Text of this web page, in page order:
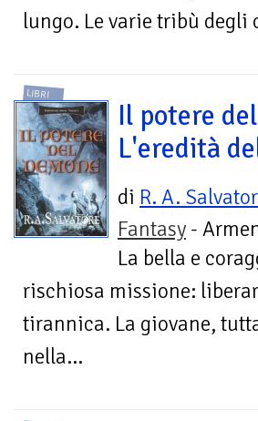
lungo. Le varie tribù
LIBRI
Il potere
L'eredità
di R. A.
Fantasy -
La bella e
rischiosa missione:
tirannica. La giovane,
nella...